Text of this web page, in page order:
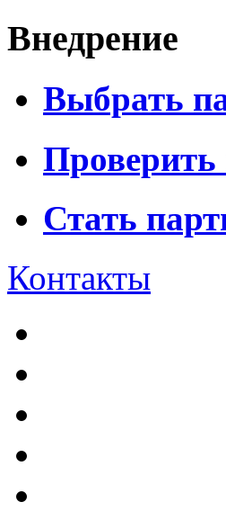
Внедрение
Выбрать
Проверить
Стать
Контакты